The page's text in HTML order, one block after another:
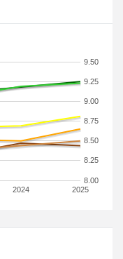
2024 2025
8.00
8.25
8.50
8.75
9.00
9.25
9.50